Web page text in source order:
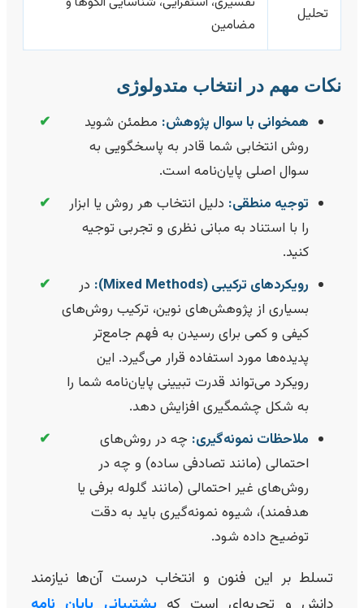
تحلیل
مضامین
مهم در انتخاب متدولوژی
همخوانی با سوال پژوهش:مطمئن شوید
روش انتخابی شما قادر به پاسخگویی به
سوال اصلی پایان‌نامه است.
✔
توجیه منطقی:دلیل انتخاب هر روش یا ابزار
را با استناد به مبانی نظری و تجربی توجیه
رویکردهای ترکیبی (Mixed Methods):
در
بسیاری از پژوهش‌های نوین، ترکیب روش‌های
کیفی و کمی برای رسیدن به فهم جامع‌تر
پدیده‌ها مورد استفاده قرار می‌گیرد. این
رویکرد می‌تواند قدرت تبیینی پایان‌نامه شما را
به شکل چشمگیری افزایش دهد.
ملاحظات نمونه‌گیری:چه در روش‌های
احتمالی (مانند تصادفی ساده) و چه در
روش‌های غیر احتمالی (مانند گلوله برفی یا
هدفمند)، شیوه نمونه‌گیری باید به دقت
توضیح داده شود.
تسلط بر این فنون و انتخاب درست آن‌ها نیازمند